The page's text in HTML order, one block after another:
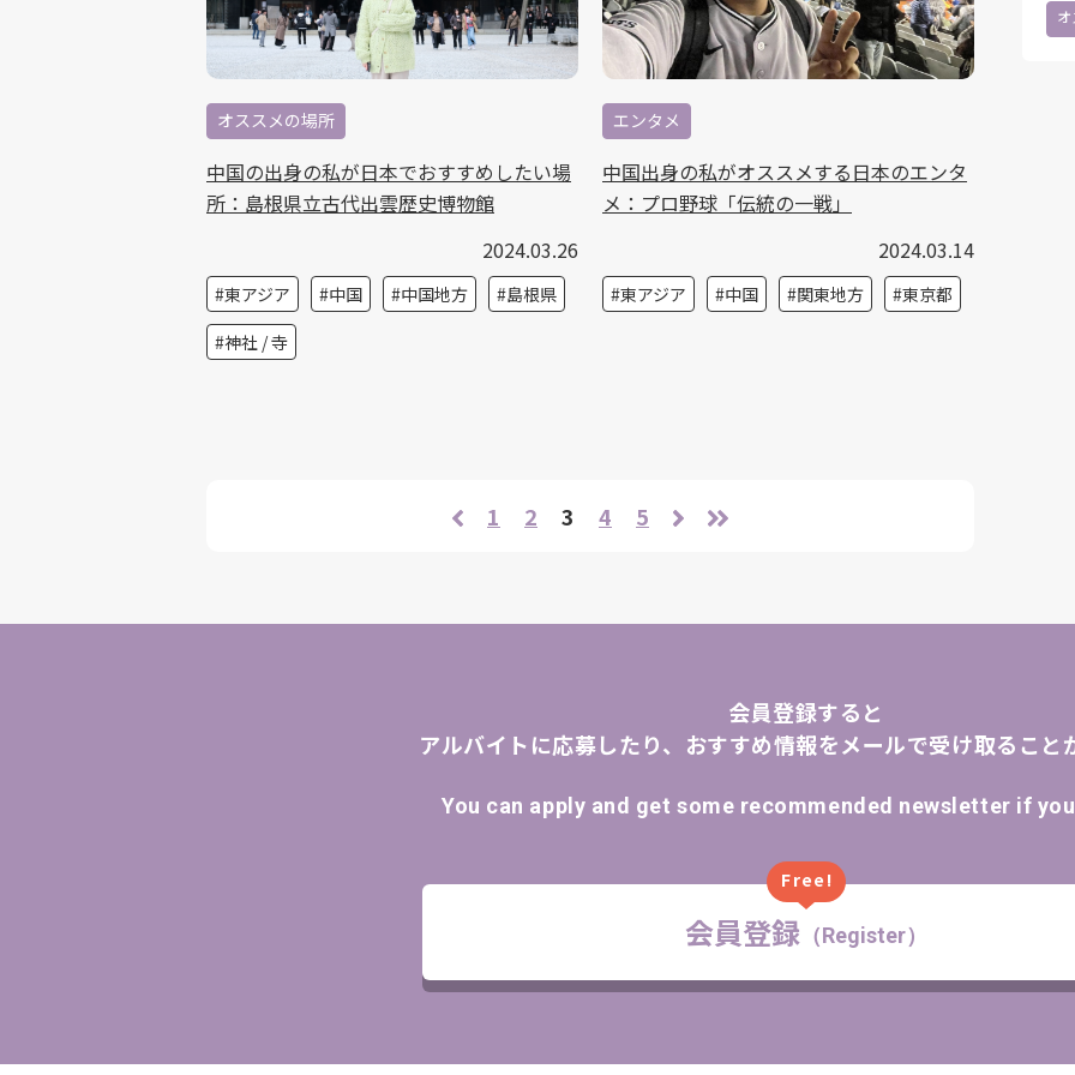
オススメの場所
中国の出身の私が日本でおすすめしたい場
所：島根県立古代出雲歴史博物館
2024.03.26
東アジア 中国 中国地方
島根県
神社 / 寺
エンタメ
中国出身の私がオススメする日本のエンタ
メ：プロ野球「伝統の一戦」
2024.03.14
東アジア 中国 関東地方 東京都
1 2 3 4 5
会員登録すると
アルバイトに応募したり、おすすめ情報をメールで受け取ること
You can apply and get some recommended newsletter if
Free!
会員登録 （Register）